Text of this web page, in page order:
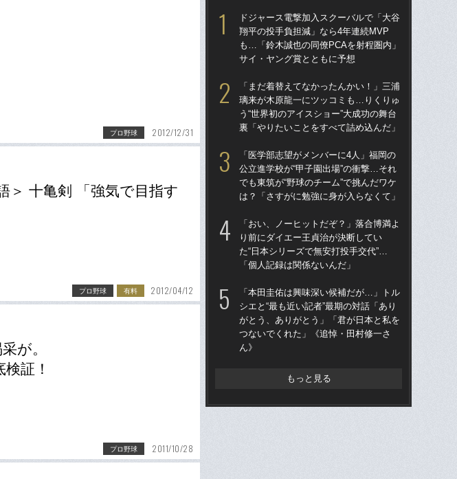
プロ野球 2012/12/31
＞ 十亀剣 「強気で目指す
プロ野球 有料 2012/04/12
が。
証！
プロ野球 2011/10/28
ドジャース電撃加入スクーバルで「大谷
翔平の投手負担減」なら4年連続MVP
も…「鈴木誠也の同僚PCAを射程圏内」
サイ・ヤング賞とともに予想
「まだ着替えてなかったんかい！」三浦
璃来が木原龍一にツッコミも…りくりゅ
う“世界初のアイスショー”大成功の舞台
裏「やりたいことをすべて詰め込んだ」
「医学部志望がメンバーに4人」福岡の
公立進学校が“甲子園出場”の衝撃…それ
でも東筑が“野球のチーム”で挑んだワケ
は？「さすがに勉強に身が入らなくて」
「おい、ノーヒットだぞ？」落合博満よ
り前にダイエー王貞治が決断してい
た“日本シリーズで無安打投手交代”…
「個人記録は関係ないんだ」
「本田圭佑は興味深い候補だが…」トル
シエと“最も近い記者”最期の対話「あり
がとう、ありがとう」「君が日本と私を
つないでくれた」《追悼・田村修一さ
ん》
もっと見る